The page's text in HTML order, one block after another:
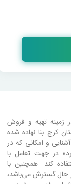
زمینه تهیه و فروش
کرج بنا نهاده شده
و امکانی که در
در جهت تعامل با
کند. همچنین با
حال گسترش می‌باشد،